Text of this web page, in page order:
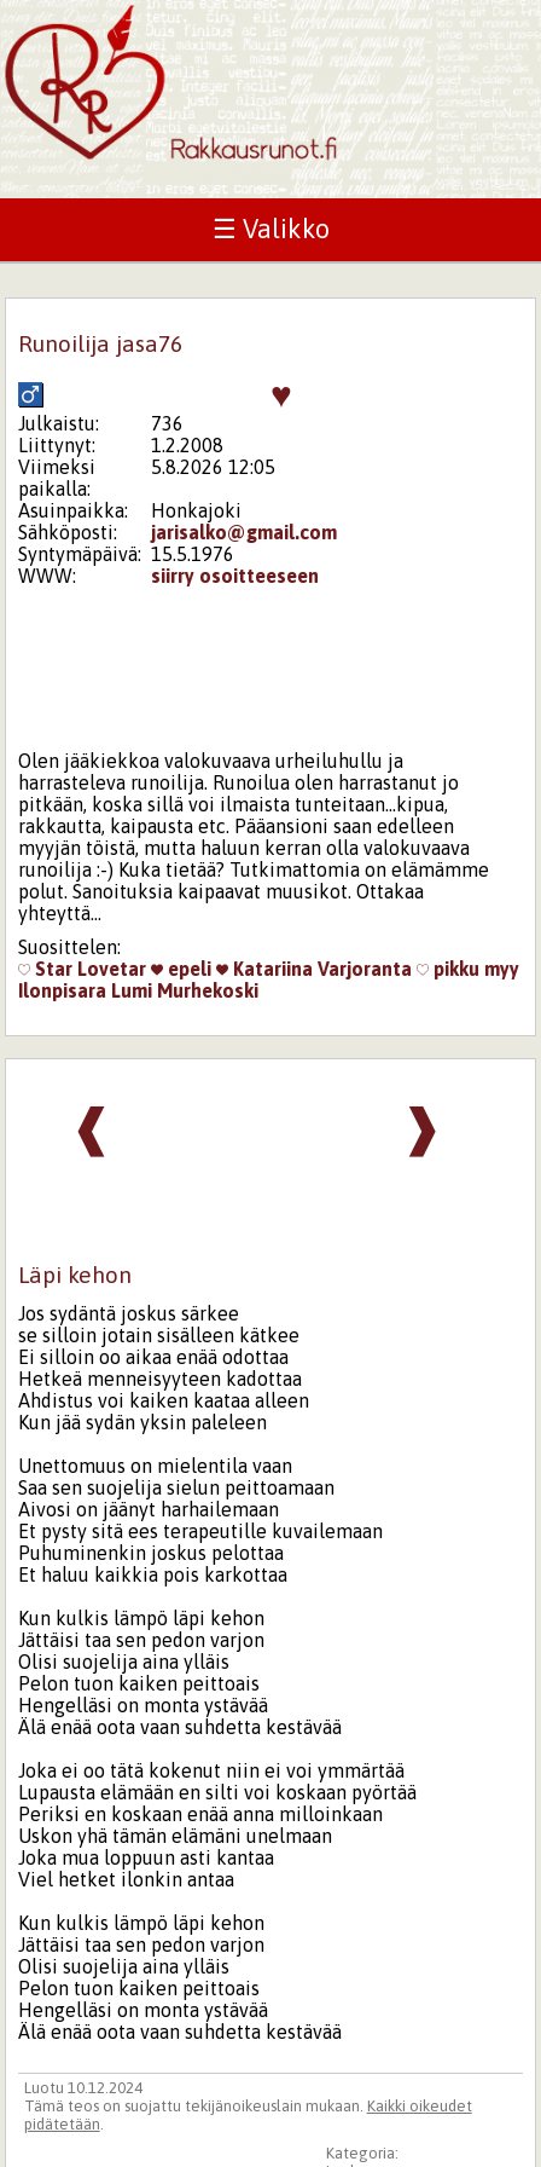
☰ Valikko
Runoilija jasa76
♥
Julkaistu:
736
Liittynyt:
1.2.2008
Viimeksi
paikalla:
5.8.2026 12:05
Asuinpaikka:
Honkajoki
Sähköposti:
jarisalko@gmail.com
Syntymäpäivä: 15.5.1976
WWW:
siirry osoitteeseen
Olen jääkiekkoa valokuvaava urheiluhullu ja
harrasteleva runoilija. Runoilua olen harrastanut jo
pitkään, koska sillä voi ilmaista tunteitaan...kipua,
rakkautta, kaipausta etc. Pääansioni saan edelleen
myyjän töistä, mutta haluun kerran olla valokuvaava
runoilija :-) Kuka tietää? Tutkimattomia on elämämme
polut. Sanoituksia kaipaavat muusikot. Ottakaa
yhteyttä...
Suosittelen:
Star Lovetar epeli Katariina Varjoranta
pikku myy
Ilonpisara Lumi Murhekoski
❱
❰
Läpi kehon
Jos sydäntä joskus särkee
se silloin jotain sisälleen kätkee
Ei silloin oo aikaa enää odottaa
Hetkeä menneisyyteen kadottaa
Ahdistus voi kaiken kaataa alleen
Kun jää sydän yksin paleleen
Unettomuus on mielentila vaan
Saa sen suojelija sielun peittoamaan
Aivosi on jäänyt harhailemaan
Et pysty sitä ees terapeutille kuvailemaan
Puhuminenkin joskus pelottaa
Et haluu kaikkia pois karkottaa
Kun kulkis lämpö läpi kehon
Jättäisi taa sen pedon varjon
Olisi suojelija aina ylläis
Pelon tuon kaiken peittoais
Hengelläsi on monta ystävää
Älä enää oota vaan suhdetta kestävää
Joka ei oo tätä kokenut niin ei voi ymmärtää
Lupausta elämään en silti voi koskaan pyörtää
Periksi en koskaan enää anna milloinkaan
Uskon yhä tämän elämäni unelmaan
Joka mua loppuun asti kantaa
Viel hetket ilonkin antaa
Kun kulkis lämpö läpi kehon
Jättäisi taa sen pedon varjon
Olisi suojelija aina ylläis
Pelon tuon kaiken peittoais
Hengelläsi on monta ystävää
Älä enää oota vaan suhdetta kestävää
Luotu 10.12.2024
Tämä teos on suojattu tekijänoikeuslain mukaan. Kaikki oikeudet
pidätetään.
Kategoria: